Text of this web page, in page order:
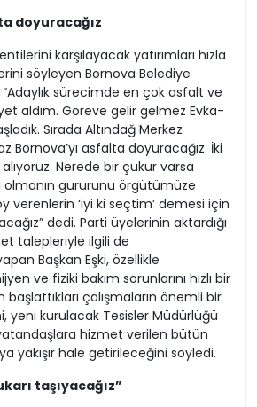
doyuracağız
karşılayacak yatırımları hızla
söyleyen Bornova Belediye
“Adaylık sürecimde en çok asfalt ve
aldım. Göreve gelir gelmez Evka-
Sırada Altındağ Merkez
Bornova’yı asfalta doyuracağız. İki
Nerede bir çukur varsa
olmanın gururunu örgütümüze
verenlerin ‘iyi ki seçtim’ demesi için
dedi. Parti üyelerinin aktardığı
talepleriyle ilgili de
Başkan Eşki, özellikle
ve fiziki bakım sorunlarını hızlı bir
çalışmaların önemli bir
yeni kurulacak Tesisler Müdürlüğü
hizmet verilen bütün
yakışır hale getirileceğini söyledi.
taşıyacağız”